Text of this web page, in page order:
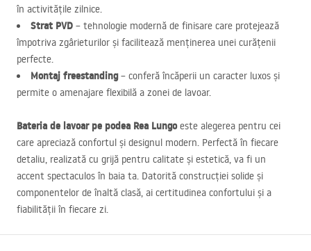
în activitățile zilnice.
Strat PVD – tehnologie modernă de finisare care protejează
împotriva zgârieturilor și facilitează menținerea unei curățenii
perfecte.
Montaj freestanding– conferă încăperii un caracter luxos și
permite o amenajare flexibilă a zonei de lavoar.
Bateria de lavoar pe podea Rea Lungoeste alegerea pentru cei
care apreciază confortul și designul modern. Perfectă în fiecare
detaliu, realizată cu grijă pentru calitate și estetică, va fi un
accent spectaculos în baia ta. Datorită construcției solide și
componentelor de înaltă clasă, ai certitudinea confortului și a
fiabilității în fiecare zi.